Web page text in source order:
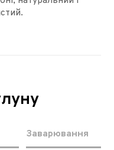
Заварювання